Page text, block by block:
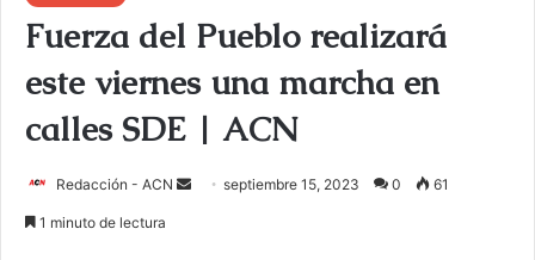
Fuerza del Pueblo realizará
este viernes una marcha en
calles SDE | ACN
Redacción - ACN septiembre 15, 2023 0 61
1 minuto de lectura